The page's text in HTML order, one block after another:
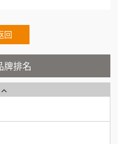
回
牌排名
200萬~300萬